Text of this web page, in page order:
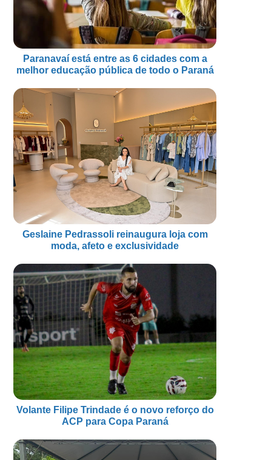
Paranavaí está entre as 6 cidades com a
melhor educação pública de todo o Paraná
Geslaine Pedrassoli reinaugura loja com
moda, afeto e exclusividade
Volante Filipe Trindade é o novo reforço do
ACP para Copa Paraná